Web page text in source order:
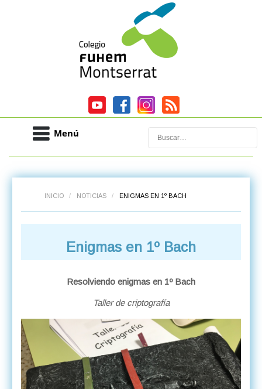
Menú Buscar
INICIO / NOTICIAS / ENIGMAS EN 1º BACH
Enigmas en 1º Bach
Resolviendo enigmas en 1º Bach
Taller de criptografía